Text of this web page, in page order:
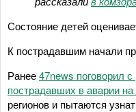
Состояние детей
К пострадавшим начали
Ранее47news поговорил
пострадавших в аварии
регионов и пытаются